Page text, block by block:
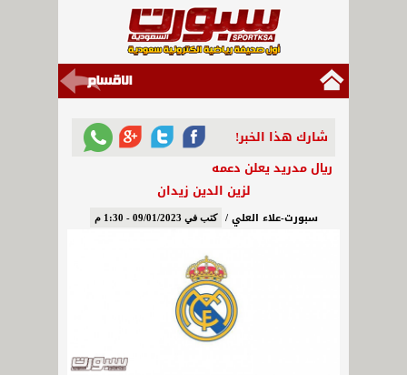
شارك هذا الخبر!
ريال مدريد يعلن دعمه
لزين الدين زيدان
سبورت-علاء العلي / كتب في 09/01/2023 - 1:30 م